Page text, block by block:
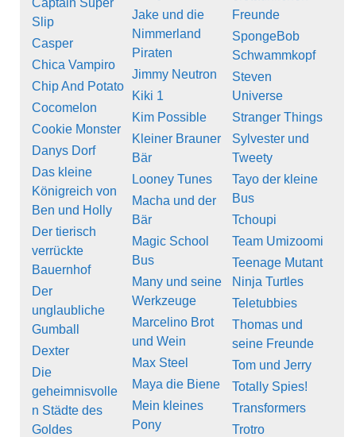
Slip
Casper
Chica Vampiro
Chip And Potato
Cocomelon
Cookie Monster
Danys Dorf
Das kleine
Königreich von
Ben und Holly
Der tierisch
verrückte
Bauernhof
Der
unglaubliche
Gumball
Dexter
Die
geheimnisvolle
n Städte des
Goldes
Jake und die
Nimmerland
Piraten
Jimmy Neutron
Kiki 1
Kim Possible
Kleiner Brauner
Bär
Looney Tunes
Macha und der
Bär
Magic School
Bus
Many und seine
Werkzeuge
Marcelino Brot
und Wein
Max Steel
Maya die Biene
Mein kleines
Pony
Freunde
SpongeBob
Schwammkopf
Steven
Universe
Stranger Things
Sylvester und
Tweety
Tayo der kleine
Bus
Tchoupi
Team Umizoomi
Teenage Mutant
Ninja Turtles
Teletubbies
Thomas und
seine Freunde
Tom und Jerry
Totally Spies!
Transformers
Trotro